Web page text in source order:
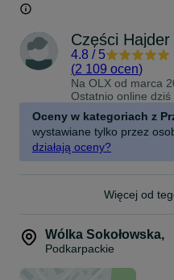
Części Hajder
4.8 / 5
(2 109 ocen)
Na OLX od marca
Ostatnio online dziś
Oceny w kategoriach z
wystawiane tylko przez
działają oceny?
Więcej od
Wólka Sokołowska,
Podkarpackie